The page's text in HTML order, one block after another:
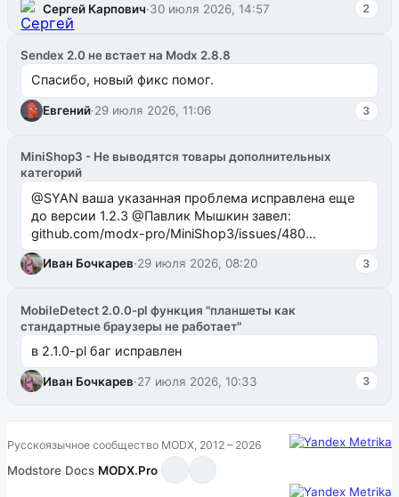
Сергей Карпович·30 июля 2026, 14:57 2
Sendex 2.0 не встает на Modx 2.8.8
Спасибо, новый фикс помог.
Евгений·29 июля 2026, 11:06 3
MiniShop3 - Не выводятся товары дополнительных
категорий
@SYAN ваша указанная проблема исправлена еще
до версии 1.2.3 @Павлик Мышкин завел:
github.com/modx-pro/MiniShop3/issues/480
github.com/modx-pro/MiniShop3/issues/481Исправим
в б...
Иван Бочкарев·29 июля 2026, 08:20 3
MobileDetect 2.0.0-pl функция "планшеты как
стандартные браузеры не работает"
в 2.1.0-pl баг исправлен
Иван Бочкарев·27 июля 2026, 10:33 3
Русскоязычное сообщество MODX, 2012 – 2026
Modstore·Docs·MODX.Pro·